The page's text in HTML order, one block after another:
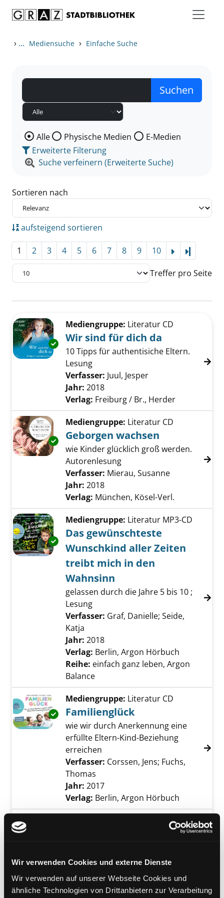
Wir verwenden Cookies und externe Dienste
Wir verwenden auf unserer Webseite Cookies und
ähnliche Technologien von Drittanbietern zur Verarbeitung
› ... Mediensuche › Einfache Suche
Wählen Sie die Medienart nach der Sie suchen wollen.
Alle Physische Medien
E-Medien
Erweiterte Filterung
Suche verfeinern (Erweiterte Suche)
Sortieren nach
aufsteigend sortieren
1 2 3 4 5 6 7 8 9 10
Treffer pro Seite
Zu den Suchfiltern springen
Exemplar-Details von Wir sind für dich da
Mediengruppe: Literatur CD
Wir sind für dich da
10 Tipps für authentisiche Eltern.
Lesung
Verfasser: Juul, Jesper
Jahr: 2018
Verlag: Freiburg / Br., Herder
Exemplar-Details von Geborgen wachsen
Mediengruppe: Literatur CD
Geborgen wachsen
wie Kinder glücklich groß werden.
Autorenlesung
Verfasser: Mierau, Susanne
Jahr: 2018
Verlag: München, Kösel-Verl.
Exemplar-Details von Das gewünschteste
Mediengruppe: Literatur MP3-CD
Das gewünschteste
Wunschkind aller Zeiten
treibt mich in den
Wahnsinn
gelassen durch die Jahre 5 bis 10 ;
Lesung
Verfasser: Graf, Danielle; Seide,
Katja
Jahr: 2018
Verlag: Berlin, Argon Hörbuch
Reihe: einfach ganz leben, Argon
Balance
Exemplar-Details von Familienglück anzeigen
Mediengruppe: Literatur CD
Familienglück
wie wir durch Anerkennung eine
erfüllte Eltern-Kind-Beziehung
erreichen
Verfasser: Corssen, Jens; Fuchs,
Thomas
Jahr: 2017
Verlag: Berlin, Argon Hörbuch
Literatur CD
Die 30 besten Lernlieder
Kindererziehung mit Musik
Verfasser: Kita FröscheSuche nach
Jahr:2011